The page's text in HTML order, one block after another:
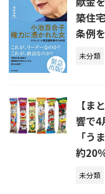
築住
条例
未分類
【ま
響で4
「う
約20
未分類